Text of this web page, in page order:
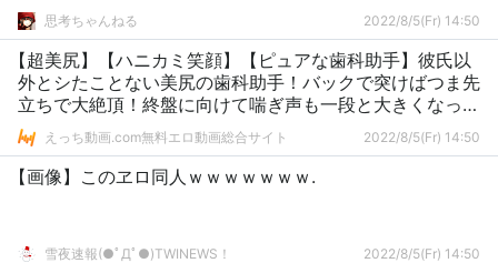
思考ちゃんねる 2022/8/5(Fr) 14:50
【超美尻】【ハニカミ笑顔】【ピュアな歯科助手】彼氏以
外とシたことない美尻の歯科助手！バックで突けばつま先
立ちで大絶頂！終盤に向けて喘ぎ声も一段と大きくなって
いき…… ネットでAV応募→AV体験撮影 1889
えっち動画.com無料エロ動画総合サイト 2022/8/5(Fr) 14:50
【画像】このヱロ同人ｗｗｗｗｗｗｗ.
雪夜速報(●ﾟДﾟ●)TWINEWS！ 2022/8/5(Fr) 14:50